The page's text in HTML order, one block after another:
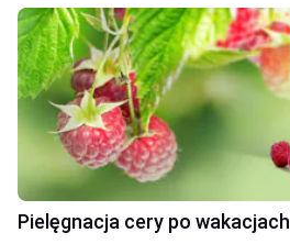
Pielęgnacja cery po wakacjach